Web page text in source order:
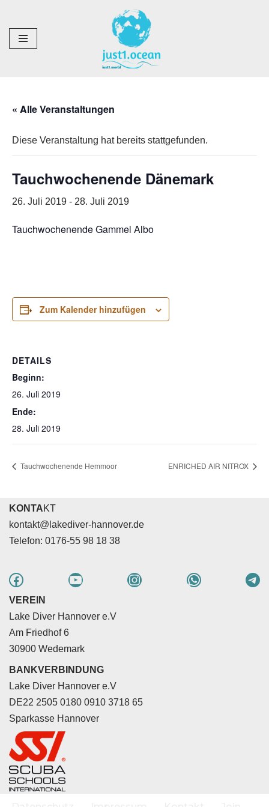
Zum
Inhalt
« Alle Veranstaltungen
Diese Veranstaltung hat bereits stattgefunden.
Tauchwochenende Dänemark
26. Juli 2019 - 28. Juli 2019
Tauchwochenende Gammel Albo
Zum Kalender hinzufügen
DETAILS
Beginn:
26. Juli 2019
Ende:
28. Juli 2019
Tauchwochenende Hemmoor ENRICHED AIR NITROX
KONTAKT
kontakt@lakediver-hannover.de
Telefon: 0176-55 98 18 38
VEREIN
Lake Diver Hannover e.V
Am Friedhof 6
30900 Wedemark
BANKVERBINDUNG
Lake Diver Hannover e.V
DE22 2505 0180 0910 3718 65
Sparkasse Hannover